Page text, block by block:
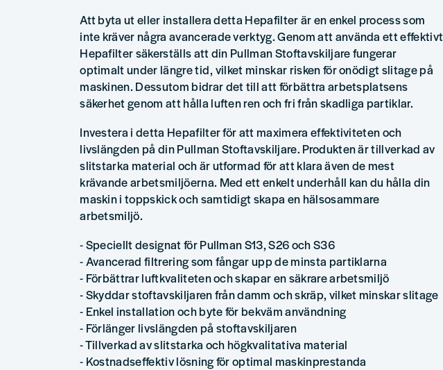
Att byta ut eller installera detta Hepafilter är en enkel process som
inte kräver några avancerade verktyg. Genom att använda ett effektivt
Hepafilter säkerställs att din Pullman Stoftavskiljare fungerar
optimalt under längre tid, vilket minskar risken för onödigt slitage på
maskinen. Dessutom bidrar det till att förbättra arbetsplatsens
säkerhet genom att hålla luften ren och fri från skadliga partiklar.
Investera i detta Hepafilter för att maximera effektiviteten och
livslängden på din Pullman Stoftavskiljare. Produkten är tillverkad av
slitstarka material och är utformad för att klara även de mest
krävande arbetsmiljöerna. Med ett enkelt underhåll kan du hålla din
maskin i toppskick och samtidigt skapa en hälsosammare
arbetsmiljö.
- Speciellt designat för Pullman S13, S26 och S36
- Avancerad filtrering som fångar upp de minsta partiklarna
- Förbättrar luftkvaliteten och skapar en säkrare arbetsmiljö
- Skyddar stoftavskiljaren från damm och skräp, vilket minskar slitage
- Enkel installation och byte för bekväm användning
- Förlänger livslängden på stoftavskiljaren
- Tillverkad av slitstarka och högkvalitativa material
- Kostnadseffektiv lösning för optimal maskinprestanda